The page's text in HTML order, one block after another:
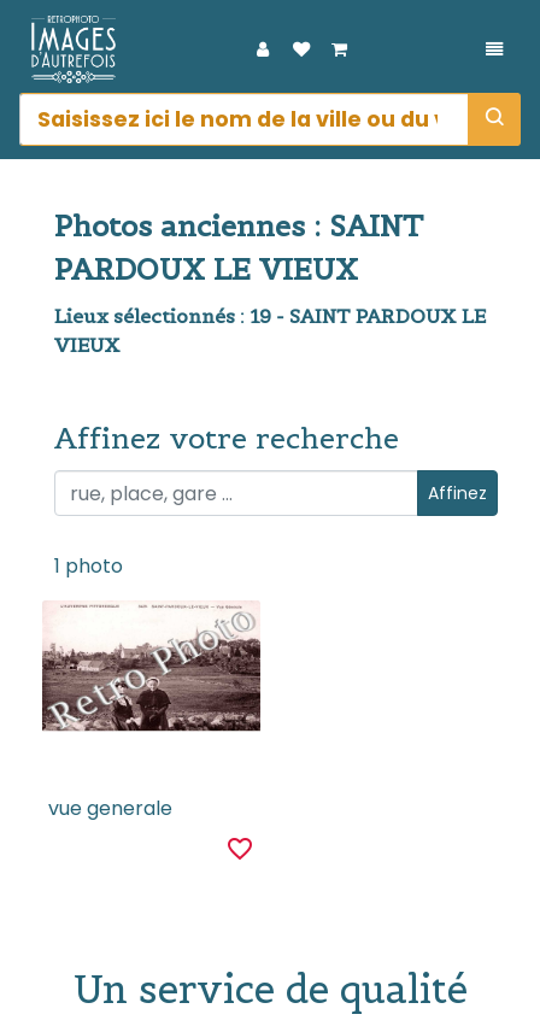
Photos anciennes : SAINT
PARDOUX LE VIEUX
Lieux sélectionnés : 19 - SAINT PARDOUX LE
VIEUX
Affinez votre recherche
Affinez votre recherche Affinez
1 photo
vue generale
favorite_border
Un service de qualité